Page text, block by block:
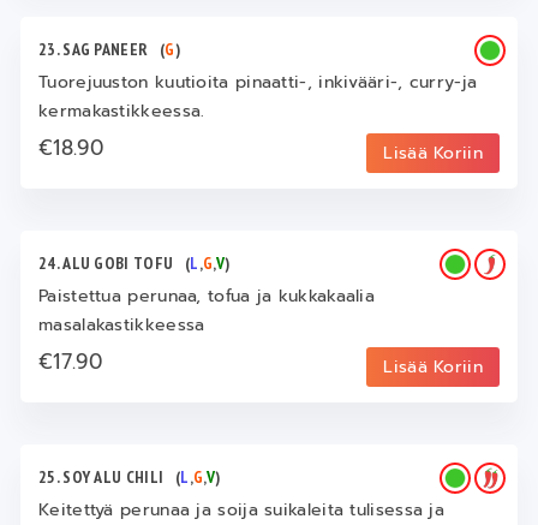
23. SAG PANEER (G)
Tuorejuuston kuutioita pinaatti-, inkivääri-, curry-ja
kermakastikkeessa.
€18.90 Lisää Koriin
24. ALU GOBI TOFU (L,G,V)
Paistettua perunaa, tofua ja kukkakaalia
masalakastikkeessa
€17.90 Lisää Koriin
25. SOY ALU CHILI (L,G,V)
Keitettyä perunaa ja soija suikaleita tulisessa ja